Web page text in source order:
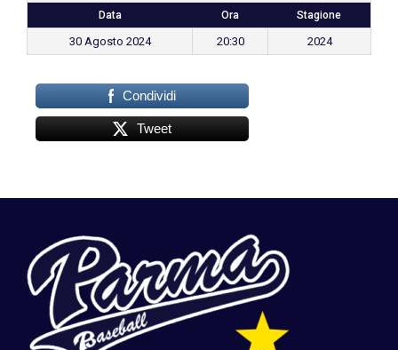
Data Ora Stagione
30 Agosto 2024 20:30 2024
Condividi
Tweet